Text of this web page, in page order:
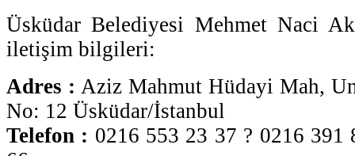
Üsküdar Belediyesi Mehmet Naci
iletişim bilgileri:
Adres : Aziz Mahmut Hüdayi Mah,
No: 12 Üsküdar/İstanbul
Telefon : 0216 553 23 37 ? 0216 391